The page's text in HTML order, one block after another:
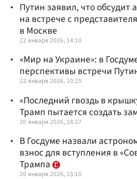
Путин заявил, что обсудит
на встрече с
в Москве
22 января 2026, 14:10
«Мир на Украине»: в
перспективы встречи
22 января 2026, 10:25
«Последний гвоздь в
Трамп пытается создать
20 января 2026, 18:27
В Госдуме назвали
взнос для вступления в
Трампа
20 января 2026, 15:10